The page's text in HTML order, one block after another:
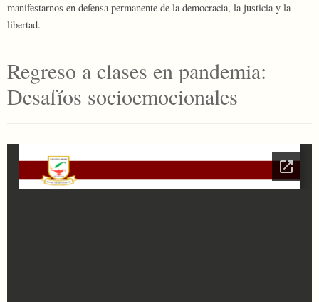
manifestarnos en defensa permanente de la democracia, la justicia y la
libertad.
Regreso a clases en pandemia:
Desafíos socioemocionales